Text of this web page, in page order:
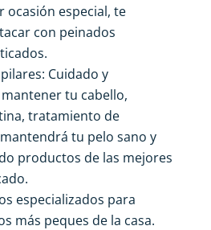
ocasión especial, te
con peinados
Cuidado y
tu cabello,
tratamiento de
tu pelo sano y
productos de las mejores
especializados para
más peques de la casa.